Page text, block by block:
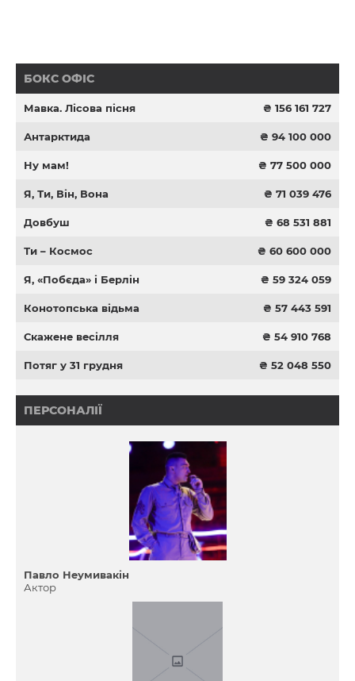
БОКС ОФІС
Мавка. Лісова пісня ₴ 156 161 727
Антарктида ₴ 94 100 000
Ну мам! ₴ 77 500 000
Я, Ти, Він, Вона ₴ 71 039 476
Довбуш ₴ 68 531 881
Ти – Космос ₴ 60 600 000
Я, «Побєда» і Берлін ₴ 59 324 059
Конотопська відьма ₴ 57 443 591
Скажене весілля ₴ 54 910 768
Потяг у 31 грудня ₴ 52 048 550
ПЕРСОНАЛІЇ
Павло Неумивакін
Актор